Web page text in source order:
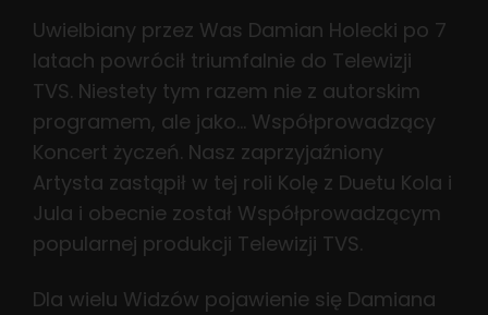
Uwielbiany przez Was Damian Holecki po 7
latach powrócił triumfalnie do Telewizji
TVS. Niestety tym razem nie z autorskim
programem, ale jako… Współprowadzący
Koncert życzeń. Nasz zaprzyjaźniony
Artysta zastąpił w tej roli Kolę z Duetu Kola i
Jula i obecnie został Współprowadzącym
popularnej produkcji Telewizji TVS.
Dla wielu Widzów pojawienie się Damiana